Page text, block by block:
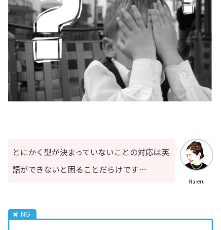
Nareru
とにかく型が決まっていないことの対応は英
語ができないと困ることだらけです…